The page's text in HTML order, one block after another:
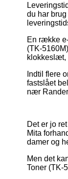
du har
En række
(TK-
klokkeslæt,
Indtil flere
fastslået
nær
Det er jo
Mita
damer og
Men det
Toner (TK-